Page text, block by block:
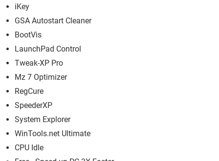
iKey
GSA Autostart Cleaner
BootVis
LaunchPad Control
Tweak-XP Pro
Mz 7 Optimizer
RegCure
SpeederXP
System Explorer
WinTools.net Ultimate
CPU Idle